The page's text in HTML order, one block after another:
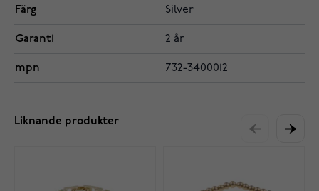
Färg Silver
Garanti 2 år
mpn 732-3400012
Liknande produkter